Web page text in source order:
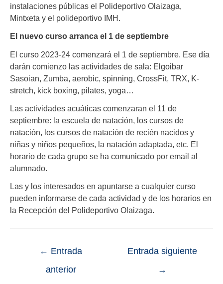
instalaciones públicas el Polideportivo Olaizaga,
Mintxeta y el polideportivo IMH.
El nuevo curso arranca el 1 de septiembre
El curso 2023-24 comenzará el 1 de septiembre. Ese día
darán comienzo las actividades de sala: Elgoibar
Sasoian, Zumba, aerobic, spinning, CrossFit, TRX, K-
stretch, kick boxing, pilates, yoga…
Las actividades acuáticas comenzaran el 11 de
septiembre: la escuela de natación, los cursos de
natación, los cursos de natación de recién nacidos y
niñas y niños pequeños, la natación adaptada, etc. El
horario de cada grupo se ha comunicado por email al
alumnado.
Las y los interesados en apuntarse a cualquier curso
pueden informarse de cada actividad y de los horarios en
la Recepción del Polideportivo Olaizaga.
← Entrada
anterior
Entrada siguiente
→